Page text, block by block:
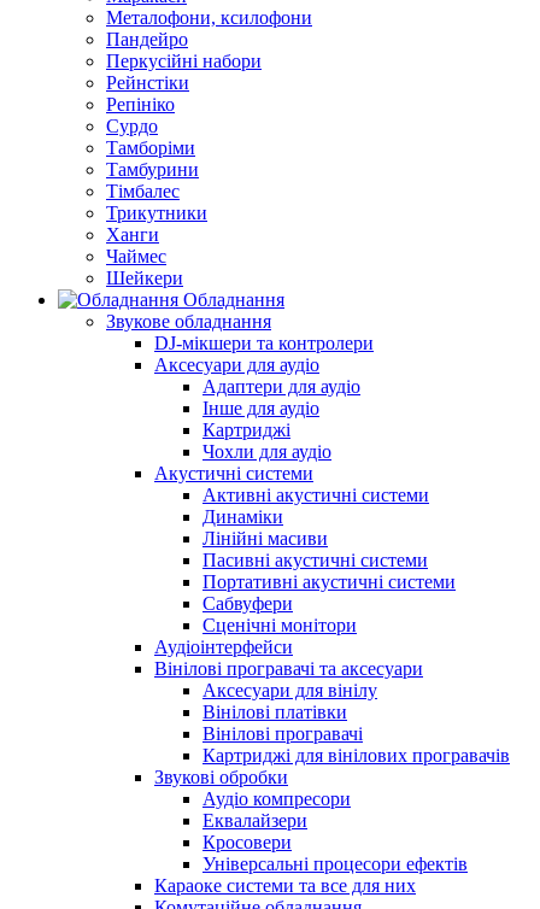
Металофони, ксилофони
Пандейро
Перкусійні набори
Рейнстіки
Репініко
Сурдо
Тамборіми
Тамбурини
Тімбалес
Трикутники
Ханги
Чаймес
Шейкери
Обладнання
Звукове обладнання
DJ-мікшери та контролери
Аксесуари для аудіо
Адаптери для аудіо
Інше для аудіо
Картриджі
Чохли для аудіо
Акустичні системи
Активні акустичні системи
Динаміки
Лінійні масиви
Пасивні акустичні системи
Портативні акустичні системи
Сабвуфери
Сценічні монітори
Аудіоінтерфейси
Вінілові програвачі та аксесуари
Аксесуари для вінілу
Вінілові платівки
Вінілові програвачі
Картриджі для вінілових програвачів
Звукові обробки
Аудіо компресори
Еквалайзери
Кросовери
Універсальні процесори ефектів
Караоке системи та все для них